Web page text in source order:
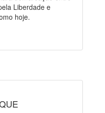
Liberdade e
hoje.